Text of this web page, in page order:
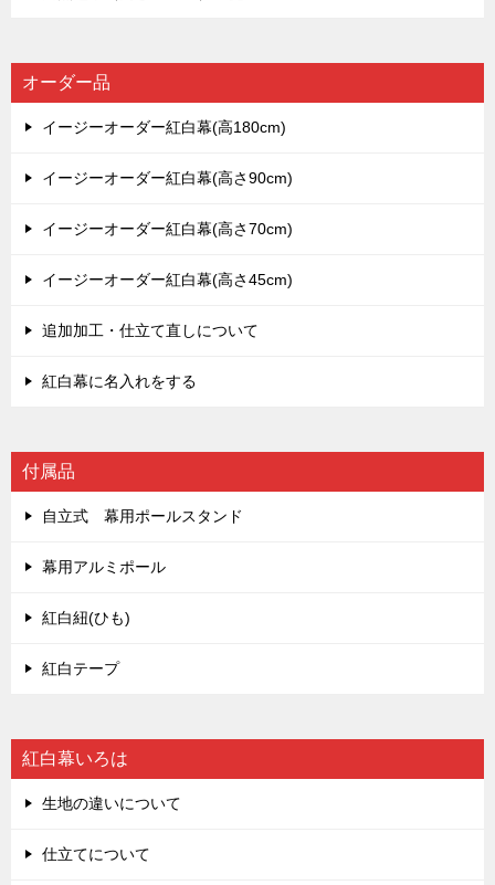
オーダー品
イージーオーダー紅白幕(高180cm)
イージーオーダー紅白幕(高さ90cm)
イージーオーダー紅白幕(高さ70cm)
イージーオーダー紅白幕(高さ45cm)
追加加工・仕立て直しについて
紅白幕に名入れをする
付属品
自立式 幕用ポールスタンド
幕用アルミポール
紅白紐(ひも)
紅白テープ
紅白幕いろは
生地の違いについて
仕立てについて